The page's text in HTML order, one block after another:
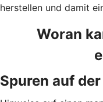
herstellen und damit
Woran
Spuren auf